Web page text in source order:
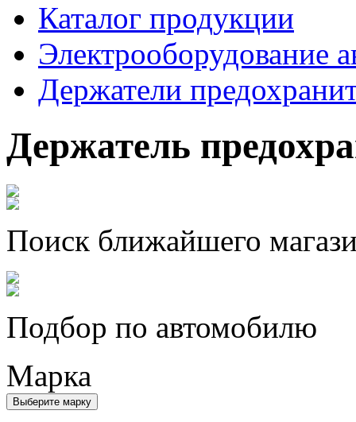
Каталог продукции
Электрооборудование
Держатели
Держатель
Поиск ближайшего
Подбор по автомобилю
Марка
Выберите марку